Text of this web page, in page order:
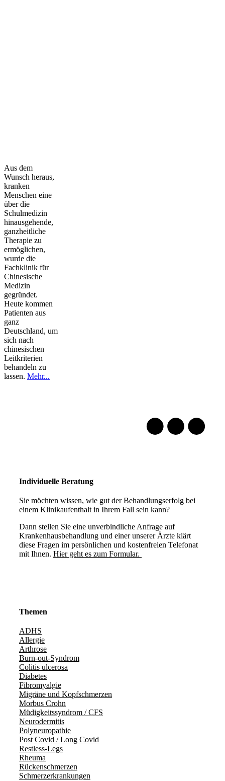
Aus dem
Wunsch heraus,
kranken
Menschen eine
über die
Schulmedizin
hinausgehende,
ganzheitliche
Therapie zu
ermöglichen,
wurde die
Fachklinik für
Chinesische
Medizin
gegründet.
Heute kommen
Patienten aus
ganz
Deutschland, um
sich nach
chinesischen
Leitkriterien
behandeln zu
lassen. Mehr...
Individuelle Beratung
Sie möchten wissen, wie gut der Behandlungserfolg bei
einem Klinikaufenthalt in Ihrem Fall sein kann?
Dann stellen Sie eine unverbindliche Anfrage auf
Krankenhausbehandlung und einer unserer Ärzte klärt
diese Fragen im persönlichen und kostenfreien Telefonat
mit Ihnen. Hier geht es zum Formular.
Themen
ADHS
Allergie
Arthrose
Burn-out-Syndrom
Colitis ulcerosa
Diabetes
Fibromyalgie
Migräne und Kopfschmerzen
Morbus Crohn
Müdigkeitssyndrom / CFS
Neurodermitis
Polyneuropathie
Post Covid / Long Covid
Restless-Legs
Rheuma
Rückenschmerzen
Schmerzerkrankungen